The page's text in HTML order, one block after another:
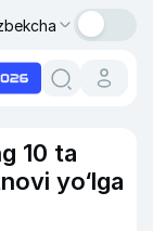
10 ta
yo‘lga